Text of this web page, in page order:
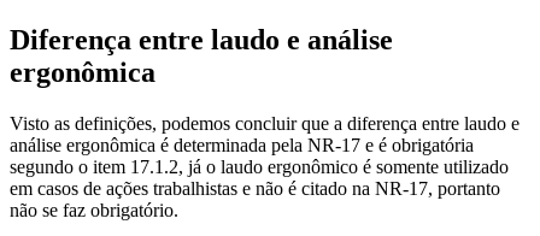
Diferença entre laudo e análise
ergonômica
Visto as definições, podemos concluir que a diferença entre laudo e
análise ergonômica é determinada pela NR-17 e é obrigatória
segundo o item 17.1.2, já o laudo ergonômico é somente utilizado
em casos de ações trabalhistas e não é citado na NR-17, portanto
não se faz obrigatório.